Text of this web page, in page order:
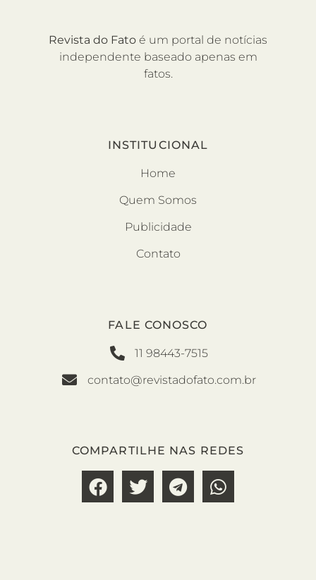
Revista do Fato é um portal de notícias
independente baseado apenas em
fatos.
INSTITUCIONAL
Home
Quem Somos
Publicidade
Contato
FALE CONOSCO
11 98443-7515
contato@revistadofato.com.br
COMPARTILHE NAS REDES